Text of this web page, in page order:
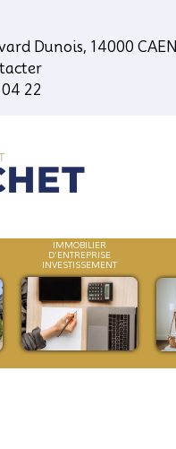
Dunois, 14000 CAEN
22
IMMOBILIER
D'ENTREPRISE
INVESTISSEMENT